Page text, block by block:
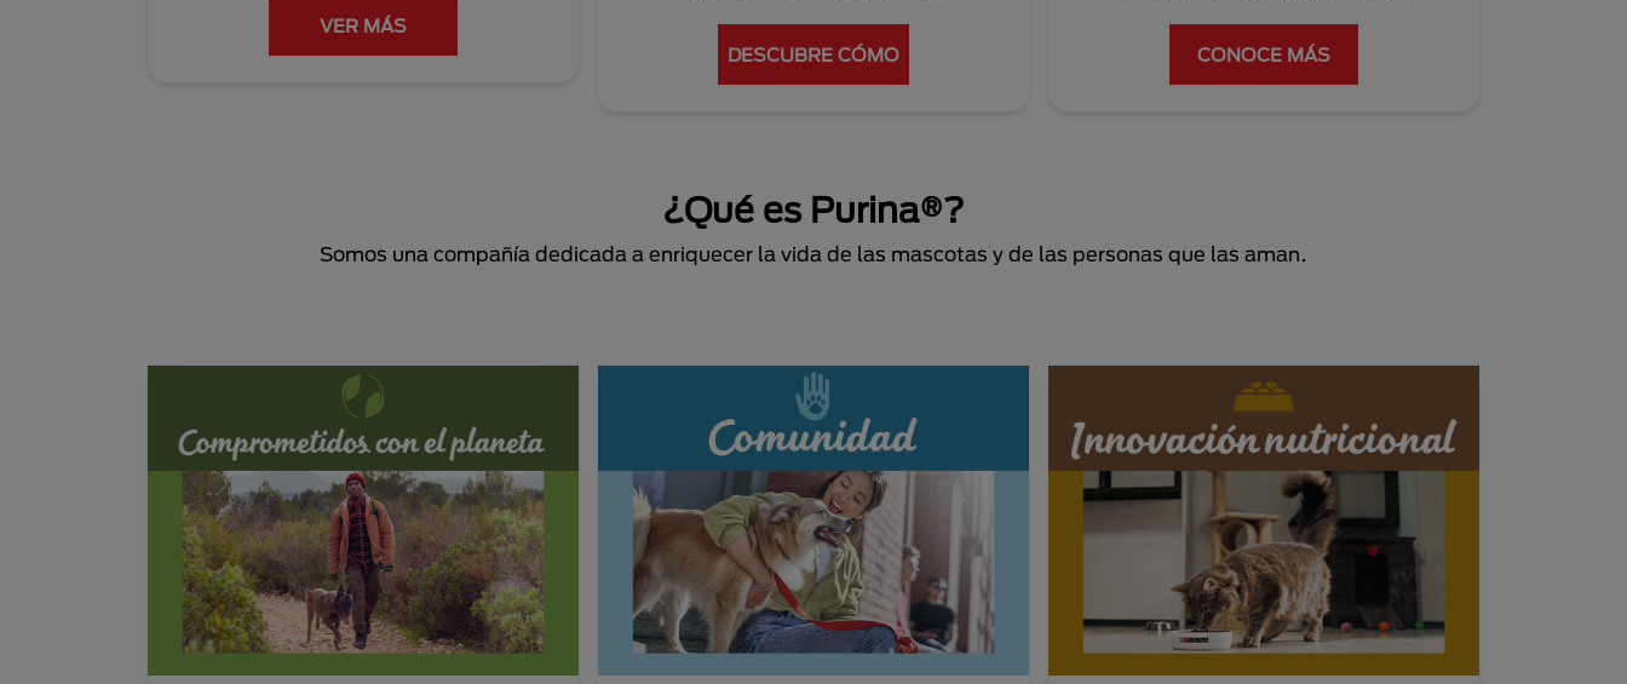
VER MÁS
DESCUBRE CÓMO CONOCE MÁS
¿Qué es Purina®?
Somos una compañía dedicada a enriquecer la vida de las mascotas y de las personas que las aman.